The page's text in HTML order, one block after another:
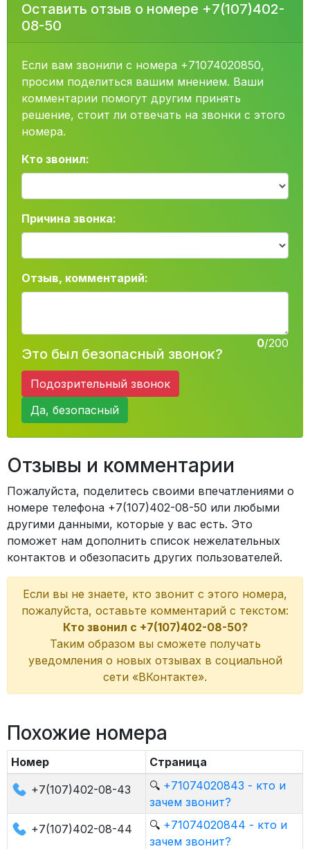
Оставить отзыв о номере +7(107)402-
08-50
Если вам звонили с номера +71074020850,
просим поделиться вашим мнением. Ваши
комментарии помогут другим принять
решение, стоит ли отвечать на звонки с этого
номера.
Кто звонил:
Причина звонка:
Отзыв, комментарий:
0/200
Это был безопасный звонок?
Подозрительный звонок
Да, безопасный
Отзывы и комментарии
Пожалуйста, поделитесь своими впечатлениями о
номере телефона +7(107)402-08-50 или любыми
другими данными, которые у вас есть. Это
поможет нам дополнить список нежелательных
контактов и обезопасить других пользователей.
Если вы не знаете, кто звонит с этого номера,
пожалуйста, оставьте комментарий с текстом:
Кто звонил с +7(107)402-08-50?
Таким образом вы сможете получать
уведомления о новых отзывах в социальной
сети «ВКонтакте».
Похожие номера
Номер
Страница
+7(107)402-08-43
🔍 +71074020843 - кто и
зачем звонит?
+7(107)402-08-44
🔍 +71074020844 - кто и
зачем звонит?